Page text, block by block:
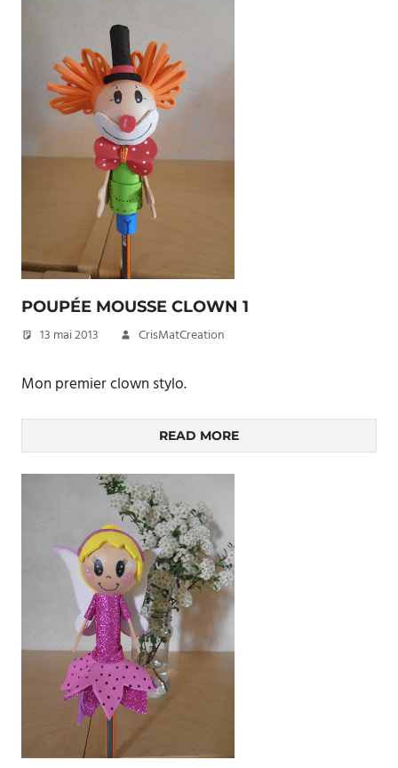
POUPÉE MOUSSE CLOWN 1
13 mai 2013 CrisMatCreation
Mon premier clown stylo.
READ MORE